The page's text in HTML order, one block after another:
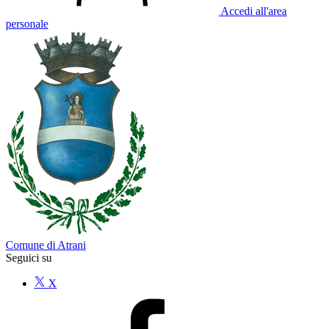
Accedi all'area
personale
Comune di Atrani
Seguici su
X